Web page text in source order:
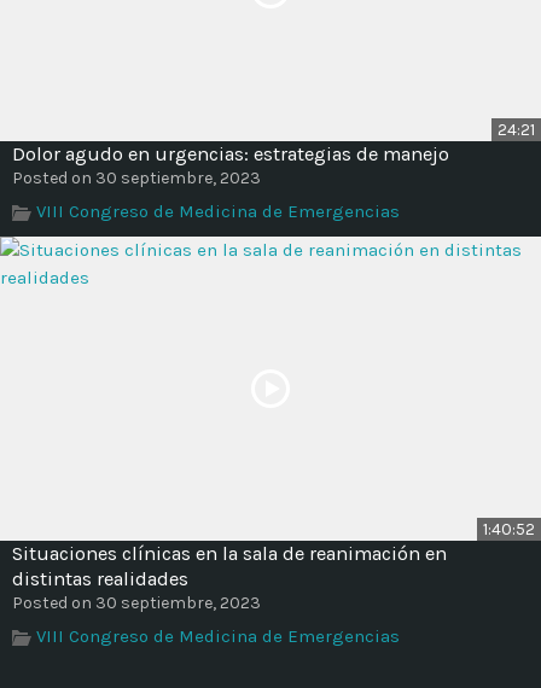
24:21
Dolor agudo en urgencias: estrategias de manejo
Posted on 30 septiembre, 2023
VIII Congreso de Medicina de Emergencias
1:40:52
Situaciones clínicas en la sala de reanimación en
distintas realidades
Posted on 30 septiembre, 2023
VIII Congreso de Medicina de Emergencias